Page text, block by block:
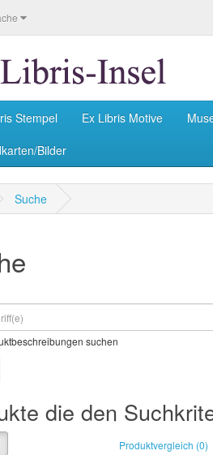
Stempel Ex Libris Motive
Bilder
Suche
suchen
die den
Produktvergleich (0)